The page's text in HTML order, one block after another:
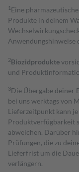
1 Eine
Produkte in deinem
Anwendungshinweise
2Biozidprodukte
und
3Die Übergabe deiner
bei uns werktags von
Lieferzeitpunkt kann
Produktverfügbarkeit
abweichen. Darüber
Prüfungen, die zu
Lieferfrist um die
verlängern.